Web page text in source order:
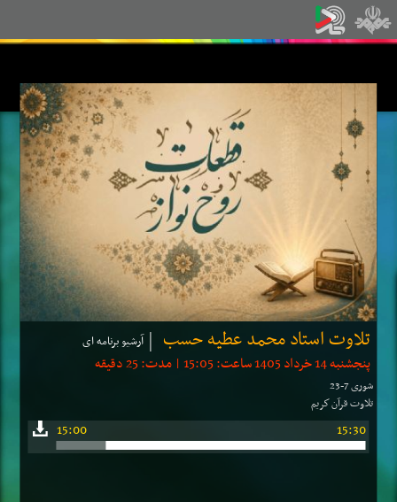
تلاوت استاد محمد عطیه حسب آرشیو برنامه ای
پنجشنبه 14 خرداد 1405 ساعت: 15:05 | مدت: 25 دقیقه
شوری 7-23
تلاوت قرآن كریم
15:00 15:30